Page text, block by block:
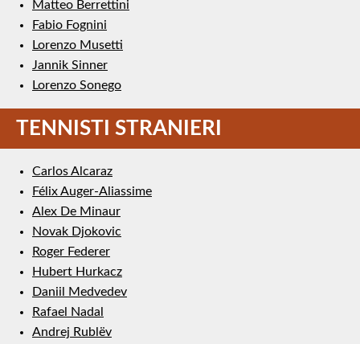
Matteo Berrettini
Fabio Fognini
Lorenzo Musetti
Jannik Sinner
Lorenzo Sonego
TENNISTI STRANIERI
Carlos Alcaraz
Félix Auger-Aliassime
Alex De Minaur
Novak Djokovic
Roger Federer
Hubert Hurkacz
Daniil Medvedev
Rafael Nadal
Andrej Rublëv